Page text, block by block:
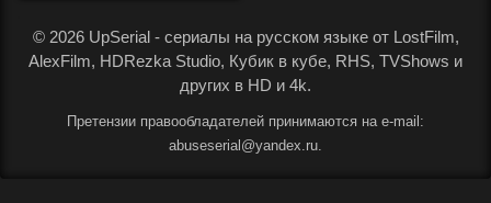
© 2026 UpSerial - сериалы на русском языке от LostFilm,
AlexFilm, HDRezka Studio, Кубик в кубе, RHS, TVShows и
других в HD и 4k.
Претензии правообладателей принимаются на e-mail:
abuseserial@yandex.ru.